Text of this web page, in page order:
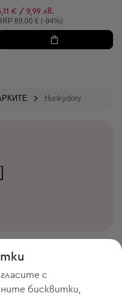
€ / 9,99 лв.
цена:
89,00 € (-94%)
Hunkydory
с
бисквитки,